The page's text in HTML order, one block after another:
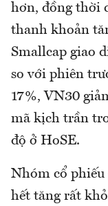
hơn, đồng thời
thanh khoản
Smallcap giao
so với phiên
17%, VN30
mã kịch trần
độ ở HoSE.
Nhóm cổ phiếu
hết tăng rất